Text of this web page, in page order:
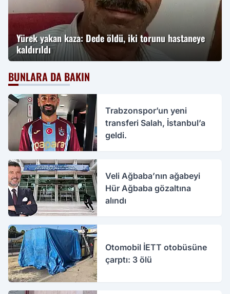
Yürek yakan kaza: Dede öldü, iki torunu hastaneye
kaldırıldı
BUNLARA DA BAKIN
Trabzonspor’un yeni
transferi Salah, İstanbul’a
geldi.
Veli Ağbaba’nın ağabeyi
Hür Ağbaba gözaltına
alındı
Otomobil İETT otobüsüne
çarptı: 3 ölü